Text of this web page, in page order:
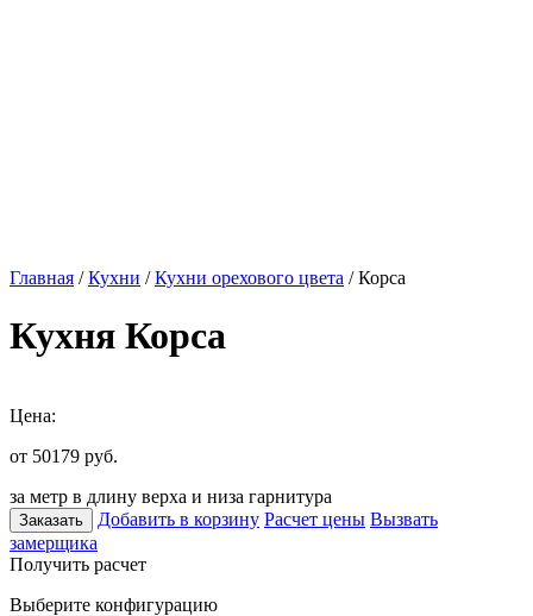
Главная /Кухни /Кухни орехового цвета / Корса
Кухня Корса
Цена:
от 50179 руб.
за метр в длину верха и низа гарнитура
Заказать Добавить в корзину Расчет цены Вызвать
замерщика
Получить расчет
Выберите конфигурацию